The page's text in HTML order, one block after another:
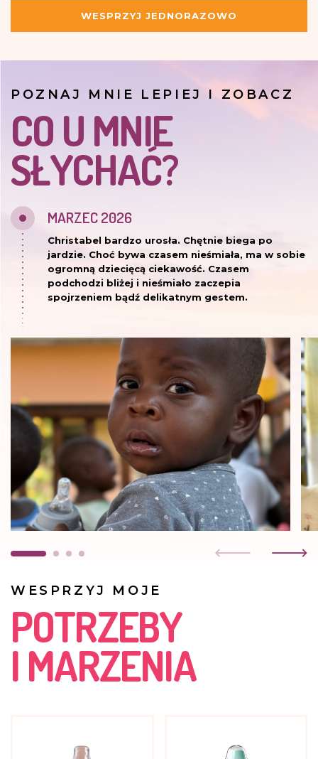
WESPRZYJ JEDNORAZOWO
POZNAJ MNIE LEPIEJ I ZOBACZ
CO U MNIE
SŁYCHAĆ?
MARZEC 2026
Christabel bardzo urosła. Chętnie biega po
jardzie. Choć bywa czasem nieśmiała, ma w sobie
ogromną dziecięcą ciekawość. Czasem
podchodzi bliżej i nieśmiało zaczepia
spojrzeniem bądź delikatnym gestem.
WESPRZYJ MOJE
POTRZEBY
I MARZENIA